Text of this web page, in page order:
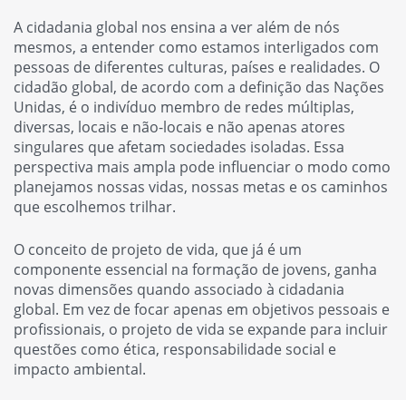
A cidadania global nos ensina a ver além de nós
mesmos, a entender como estamos interligados com
pessoas de diferentes culturas, países e realidades. O
cidadão global, de acordo com a definição das Nações
Unidas, é o indivíduo membro de redes múltiplas,
diversas, locais e não-locais e não apenas atores
singulares que afetam sociedades isoladas. Essa
perspectiva mais ampla pode influenciar o modo como
planejamos nossas vidas, nossas metas e os caminhos
que escolhemos trilhar.
O conceito de projeto de vida, que já é um
componente essencial na formação de jovens, ganha
novas dimensões quando associado à cidadania
global. Em vez de focar apenas em objetivos pessoais e
profissionais, o projeto de vida se expande para incluir
questões como ética, responsabilidade social e
impacto ambiental.